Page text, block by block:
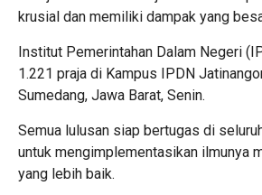
krusial dan memiliki dampak yang
Institut Pemerintahan Dalam Negeri
1.221 praja di Kampus IPDN
Sumedang, Jawa Barat, Senin.
Semua lulusan siap bertugas di
untuk mengimplementasikan ilmunya
yang lebih baik.